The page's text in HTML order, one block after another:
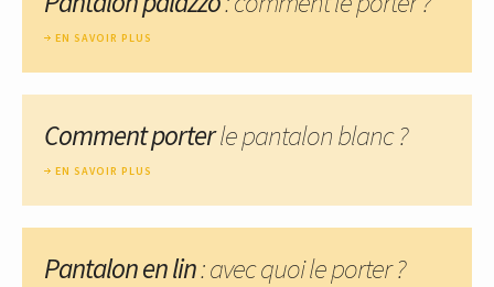
EN SAVOIR PLUS
Comment porterle pantalon blanc ?
EN SAVOIR PLUS
Pantalon en lin: avec quoi le porter ?